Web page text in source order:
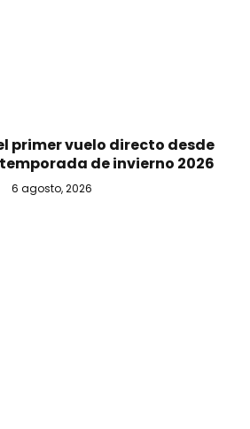
primer vuelo directo desde
de invierno 2026
6 agosto, 2026